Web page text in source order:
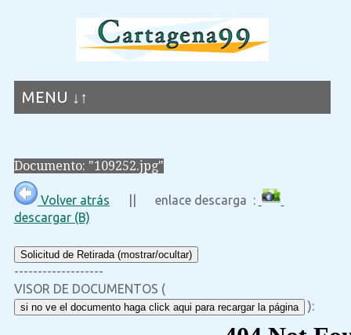
MENU ↓↑
Documento: "109252.jpg"
Volver atrás || enlace descarga :
descargar (B)
Solicitud de Retirada (mostrar/ocultar)
-------------------
VISOR DE DOCUMENTOS (
si no ve el documento haga click aqui para recargar la página ):